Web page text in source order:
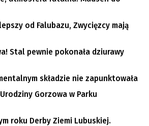
od Falubazu, Zwycięzcy mają
Stal pewnie pokonała dziurawy
składzie nie zapunktowała
Gorzowa w Parku
roku Derby Ziemi Lubuskiej.